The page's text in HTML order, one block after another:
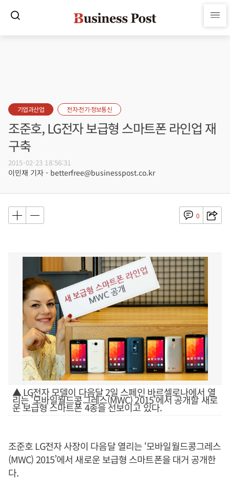
기업과산업 전자·전기·정보통신
조준호, LG전자 보급형 스마트폰 라인업 재
구축
2015-02-23 18:56:31
이민재 기자 - betterfree@businesspost.co.kr
0
▲ LG전자 모델이 다음달 2일 스페인 바르셀로나에서 열
리는 '모바일월드콩그레스(MWC) 2015'에서 공개할 새로
운 보급형 스마트폰 4종을 선보이고 있다.
조준호 LG전자 사장이 다음달 열리는 ‘모바일월드콩그레스
(MWC) 2015’에서 새로운 보급형 스마트폰을 대거 공개한
다.